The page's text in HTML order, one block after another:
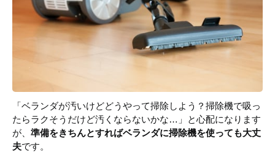
「ベランダが汚いけどどうやって掃除しよう？掃除機で吸っ
たらラクそうだけど汚くならないかな…」と心配になります
が、 準備をきちんとすればベランダに掃除機を使っても大丈
夫です。